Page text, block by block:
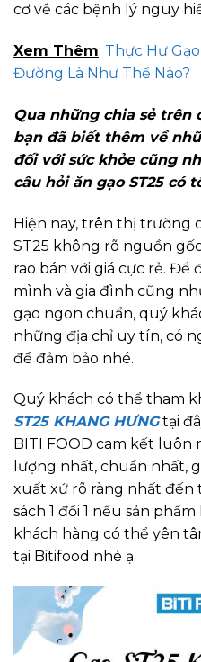
cơ về các bệnh lý nguy
Xem Thêm: Thực Hư
Đường Là Như Thế Nào?
Qua những chia sẻ trên
bạn đã biết thêm về
đối với sức khỏe cũng
câu hỏi ăn gạo ST25 có
Hiện nay, trên thị trường
ST25 không rõ nguồn
rao bán với giá cực rẻ. Để
mình và gia đình cũng
gạo ngon chuẩn, quý
những địa chỉ uy tín, có
để đảm bảo nhé.
Quý khách có thể tham
ST25 KHANG HƯNGtại
BITI FOOD cam kết luôn
lượng nhất, chuẩn nhất,
xuất xứ rõ ràng nhất đến
sách 1 đổi 1 nếu sản
khách hàng có thể yên
tại Bitifood nhé ạ.